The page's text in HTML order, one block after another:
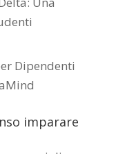
Dipendenti
imparare